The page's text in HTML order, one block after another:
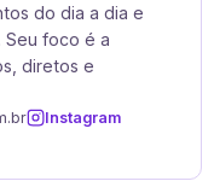
do dia a dia e
Seu foco é a
diretos e
Instagram